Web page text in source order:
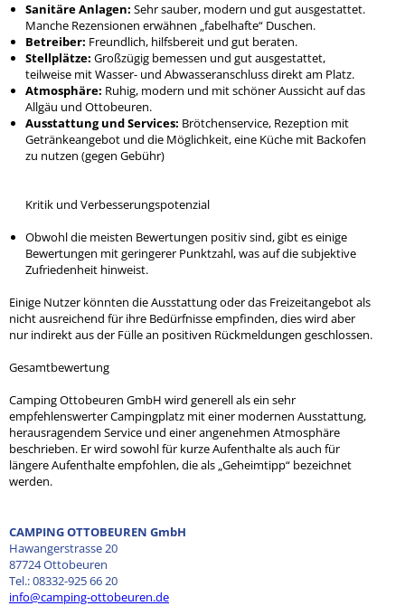
Sanitäre Anlagen: Sehr sauber, modern und gut ausgestattet.
Manche Rezensionen erwähnen „fabelhafte“ Duschen.
Betreiber: Freundlich, hilfsbereit und gut beraten.
Stellplätze: Großzügig bemessen und gut ausgestattet,
teilweise mit Wasser- und Abwasseranschluss direkt am Platz.
Atmosphäre: Ruhig, modern und mit schöner Aussicht auf das
Allgäu und Ottobeuren.
Ausstattung und Services: Brötchenservice, Rezeption mit
Getränkeangebot und die Möglichkeit, eine Küche mit Backofen
zu nutzen (gegen Gebühr)
Kritik und Verbesserungspotenzial
Obwohl die meisten Bewertungen positiv sind, gibt es einige
Bewertungen mit geringerer Punktzahl, was auf die subjektive
Zufriedenheit hinweist.
Einige Nutzer könnten die Ausstattung oder das Freizeitangebot als
nicht ausreichend für ihre Bedürfnisse empfinden, dies wird aber
nur indirekt aus der Fülle an positiven Rückmeldungen geschlossen.
Gesamtbewertung
Camping Ottobeuren GmbH wird generell als ein sehr
empfehlenswerter Campingplatz mit einer modernen Ausstattung,
herausragendem Service und einer angenehmen Atmosphäre
beschrieben. Er wird sowohl für kurze Aufenthalte als auch für
längere Aufenthalte empfohlen, die als „Geheimtipp“ bezeichnet
werden.
CAMPING OTTOBEUREN GmbH
Hawangerstrasse 20
87724 Ottobeuren
Tel.: 08332-925 66 20
info@camping-ottobeuren.de